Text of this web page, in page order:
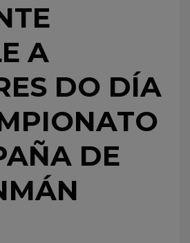
A
DO DÍA
DE